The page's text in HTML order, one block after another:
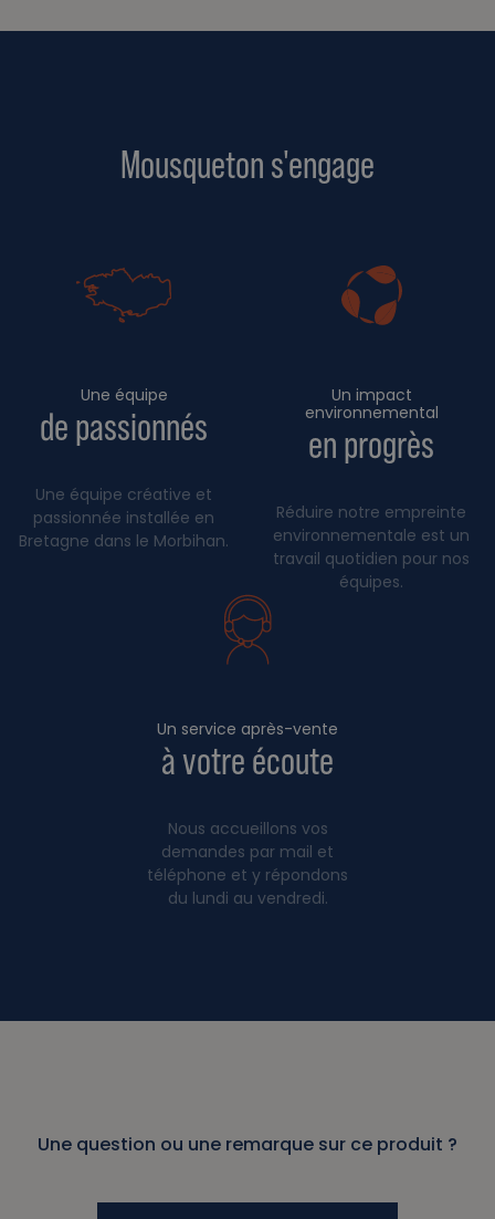
Mousqueton s'engage
Une équipe
de passionnés
Une équipe créative et
passionnée installée en
Bretagne dans le Morbihan.
Un impact
environnemental
en progrès
Réduire notre empreinte
environnementale est un
travail quotidien pour nos
équipes.
Un service après-vente
à votre écoute
Nous accueillons vos
demandes par mail et
téléphone et y répondons
du lundi au vendredi.
Une question ou une remarque sur ce produit ?